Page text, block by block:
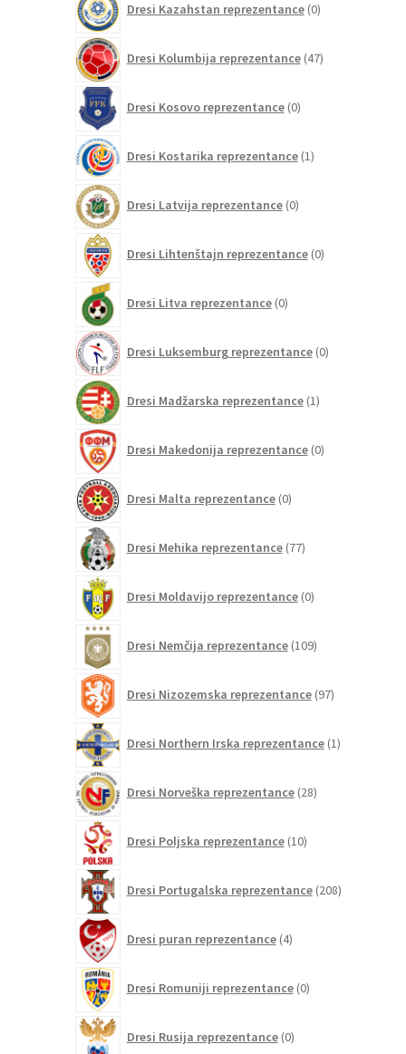
Dresi Kazahstan reprezentance 0izdelkov
Dresi Kolumbija reprezentance 47izdelkov
Dresi Kosovo reprezentance 0izdelkov
Dresi Kostarika reprezentance 1izdelek
Dresi Latvija reprezentance 0izdelkov
Dresi Lihtenštajn reprezentance 0izdelkov
Dresi Litva reprezentance 0izdelkov
Dresi Luksemburg reprezentance 0izdelkov
Dresi Madžarska reprezentance 1izdelek
Dresi Makedonija reprezentance 0izdelkov
Dresi Malta reprezentance 0izdelkov
Dresi Mehika reprezentance 77izdelkov
Dresi Moldavijo reprezentance 0izdelkov
Dresi Nemčija reprezentance 109izdelkov
Dresi Nizozemska reprezentance 97izdelkov
Dresi Northern Irska reprezentance 1izdelek
Dresi Norveška reprezentance 28izdelkov
Dresi Poljska reprezentance 10izdelkov
Dresi Portugalska reprezentance 208izdelkov
Dresi puran reprezentance 4izdelki
Dresi Romuniji reprezentance 0izdelkov
Dresi Rusija reprezentance 0izdelkov